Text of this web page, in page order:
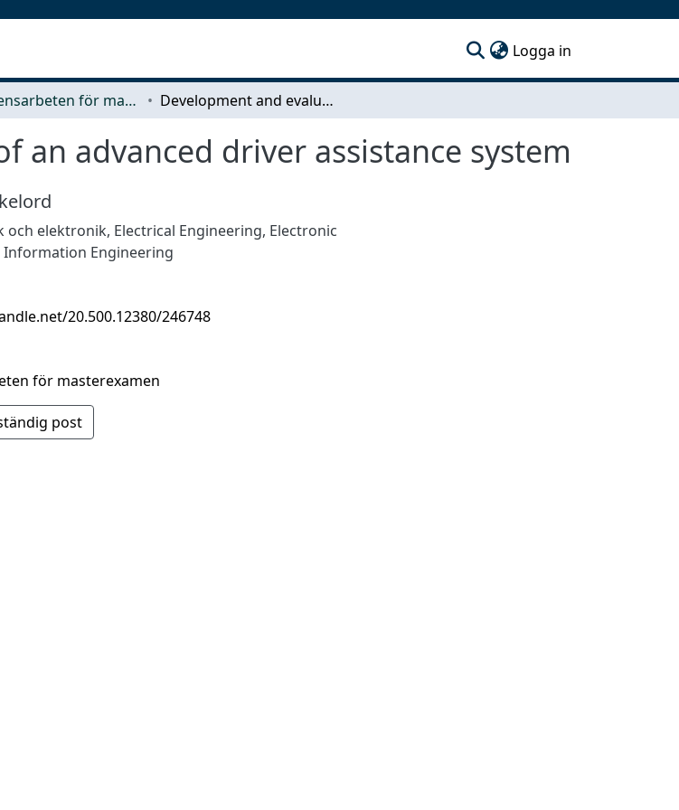
Logga in
Examensarbeten för masterexamen Development and evaluation of an advanced driver assistance system
an advanced driver assistance system
och elektronik, Electrical Engineering, Electronic
Information Engineering
20.500.12380/246748
för masterexamen
post